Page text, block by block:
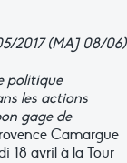
2017 (MAJ 08/06)
politique
les actions
gage de
Camargue
18 avril à la Tour